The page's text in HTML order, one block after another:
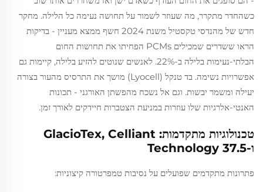
כשהחדר מתקרר, מה שעוזר לשמור על תחושה נעימה כל הלילה. מחקר
חדש של מהנדסי טקסטיל משנת 2024 חשף ממצא מעניין - בדיקות
הראו ששדרים שמכילים PCMs הפחיתו את תחושות החום
הבלתי-נעימות בלילה ב-22%. לאנשים שנוטים להזיע בלילה, קיימות גם
אפשרויות נשימה. בד טנקל (Lyocell) מושך את התרסיס מהעור בצורה
יעילה ומשמר יבשות. וגם אל נשכח מהפשתן האורגני - תכונות
האנטי-אלרגיות שלו עוזרות במניעת הצטברות חיידקים לאורך זמן.
טכנולוגיות מתקדמות: GlacioTex, Celliant
ו-37.5 Technology
פתרונות מתקדמים שפועלים על נסיבות טמפרטורה קיצוניות: